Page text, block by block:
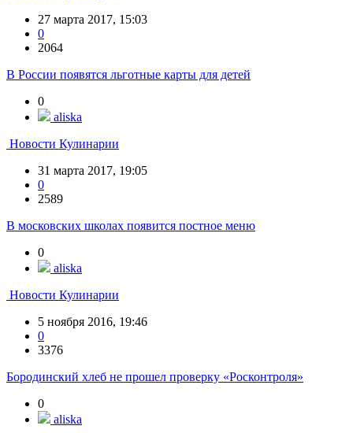
27 марта 2017, 15:03
0
2064
В России появятся льготные карты для детей
0
aliska
Новости Кулинарии
31 марта 2017, 19:05
0
2589
В московских школах появится постное меню
0
aliska
Новости Кулинарии
5 ноября 2016, 19:46
0
3376
Бородинский хлеб не прошел проверку «Росконтроля»
0
aliska